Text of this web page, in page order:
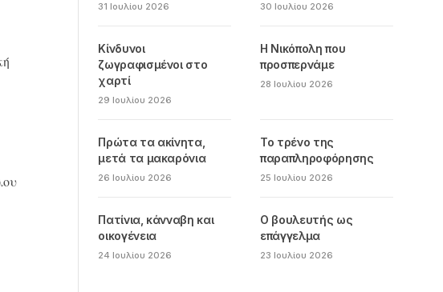
31 Ιουλίου 2026 30 Ιουλίου 2026
Κίνδυνοι
ζωγραφισμένοι στο
χαρτί
29 Ιουλίου 2026
Η Νικόπολη που
προσπερνάμε
28 Ιουλίου 2026
Πρώτα τα ακίνητα,
μετά τα μακαρόνια
26 Ιουλίου 2026
Το τρένο της
παραπληροφόρησης
25 Ιουλίου 2026
Πατίνια, κάνναβη και
οικογένεια
24 Ιουλίου 2026
Ο βουλευτής ως
επάγγελμα
23 Ιουλίου 2026